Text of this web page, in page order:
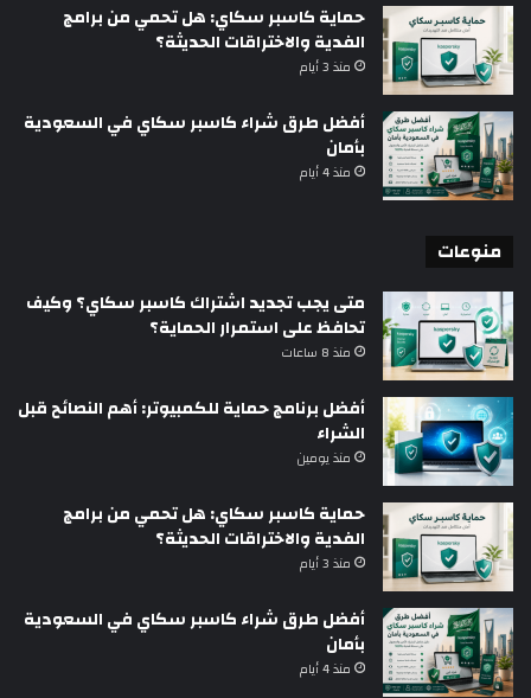
حماية كاسبر سكاي: هل تحمي من برامج
الفدية والاختراقات الحديثة؟
منذ 3 أيام
أفضل طرق شراء كاسبر سكاي في السعودية
بأمان
منذ 4 أيام
منوعات
متى يجب تجديد اشتراك كاسبر سكاي؟ وكيف
تحافظ على استمرار الحماية؟
منذ 8 ساعات
أفضل برنامج حماية للكمبيوتر: أهم النصائح قبل
الشراء
منذ يومين
حماية كاسبر سكاي: هل تحمي من برامج
الفدية والاختراقات الحديثة؟
منذ 3 أيام
أفضل طرق شراء كاسبر سكاي في السعودية
بأمان
منذ 4 أيام